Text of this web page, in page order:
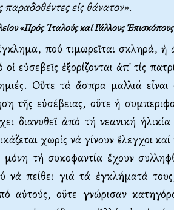
παραδοθέντες εἰς θάνατον».
«Πρός ᾽Iταλούς καί Γάλλους
πού τιμωρεῖται σκληρά, ἡ
εὐσεβεῖς ἐξορίζονται ἀπ᾽ τίς
Oὔτε τά ἄσπρα μαλλιά
τῆς εὐσέβειας, οὔτε ἡ
διανυθεῖ ἀπό τή νεανική
χωρίς νά γίνουν ἔλεγχοι
τή συκοφαντία ἔχουν
πείθει γιά τά ἐγκλήματά τους,
αὐτούς, οὔτε γνώρισαν